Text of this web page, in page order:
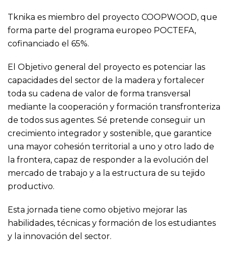
Tknika es miembro del proyecto COOPWOOD, que
forma parte del programa europeo POCTEFA,
cofinanciado el 65%.
El Objetivo general del proyecto es potenciar las
capacidades del sector de la madera y fortalecer
toda su cadena de valor de forma transversal
mediante la cooperación y formación transfronteriza
de todos sus agentes. Sé pretende conseguir un
crecimiento integrador y sostenible, que garantice
una mayor cohesión territorial a uno y otro lado de
la frontera, capaz de responder a la evolución del
mercado de trabajo y a la estructura de su tejido
productivo.
Esta jornada tiene como objetivo mejorar las
habilidades, técnicas y formación de los estudiantes
y la innovación del sector.